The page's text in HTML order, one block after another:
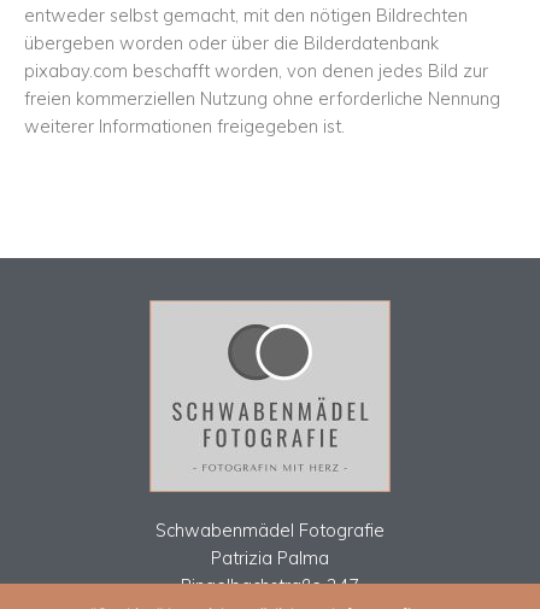
entweder selbst gemacht, mit den nötigen Bildrechten
übergeben worden oder über die Bilderdatenbank
pixabay.com beschafft worden, von denen jedes Bild zur
freien kommerziellen Nutzung ohne erforderliche Nennung
weiterer Informationen freigegeben ist.
Schwabenmädel Fotografie
Patrizia Palma
Ringelbachstraße 247